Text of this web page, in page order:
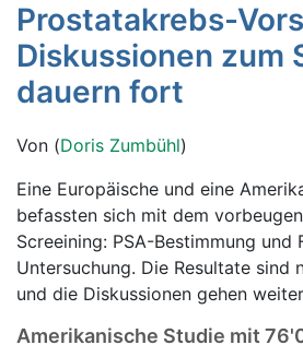
Symptome
Untersuchungen
News
Ratgeber
Rubriken
Prostatakrebs-
Diskussionen zum
dauern fort
Von (Doris Zumbühl)
Eine Europäische und eine
befassten sich mit dem
Screeining: PSA-Bestimmung und
Untersuchung. Die Resultate sind
und die Diskussionen gehen
Amerikanische Studie mit